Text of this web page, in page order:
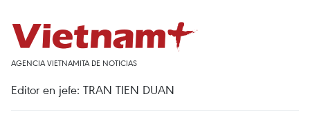
AGENCIA VIETNAMITA DE NOTICIAS
Editor en jefe: TRAN TIEN DUAN